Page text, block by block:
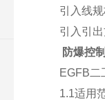
引入线
引入引
防爆控
EGFB二
1.1适用